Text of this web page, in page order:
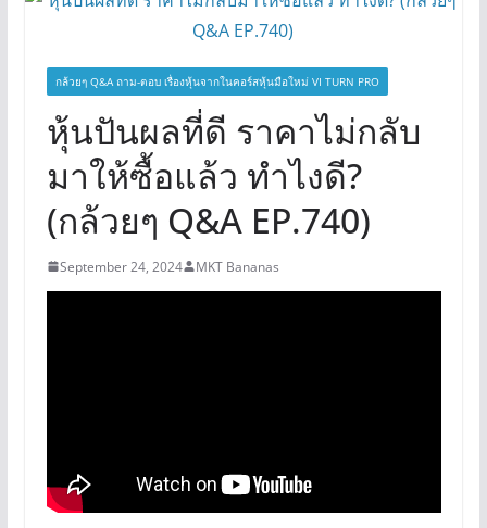
กล้วยๆ Q&A ถาม-ตอบ เรื่องหุ้นจากในคอร์สหุ้นมือใหม่ VI TURN PRO
หุ้นปันผลที่ดี ราคาไม่กลับ
มาให้ซื้อแล้ว ทำไงดี?
(กล้วยๆ Q&A EP.740)
September 24, 2024 MKT Bananas